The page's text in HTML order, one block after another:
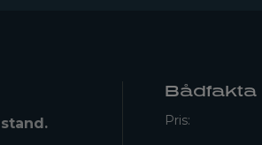
Bådfakta
Pris: